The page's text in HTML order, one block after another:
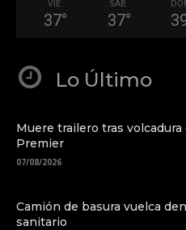
VIE
37°
SÁB
37°
Lo Último
Muere trailero tras
Premier
07/08/2026
Camión de basura vuelca
sanitario